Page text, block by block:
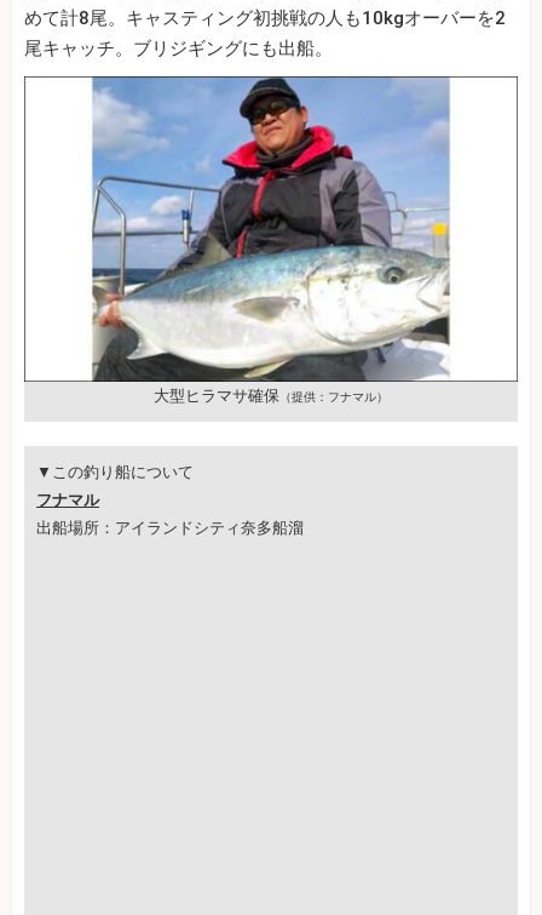
めて計8尾。キャスティング初挑戦の人も10kgオーバーを2
尾キャッチ。ブリジギングにも出船。
大型ヒラマサ確保 （提供：フナマル）
▼この釣り船について
フナマル
出船場所：アイランドシティ奈多船溜